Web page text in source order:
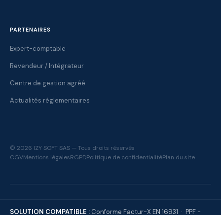
PARTENAIRES
Expert-comptable
Revendeur / Intégrateur
Centre de gestion agréé
Actualités réglementaires
© 2026 IZY SOFT SAS — Tous droits réservés
CGVMentions légalesRGPDPolitique de confidentialitéPlan du site
SOLUTION COMPATIBLE : Conforme Factur-X EN 16931 · PPF -